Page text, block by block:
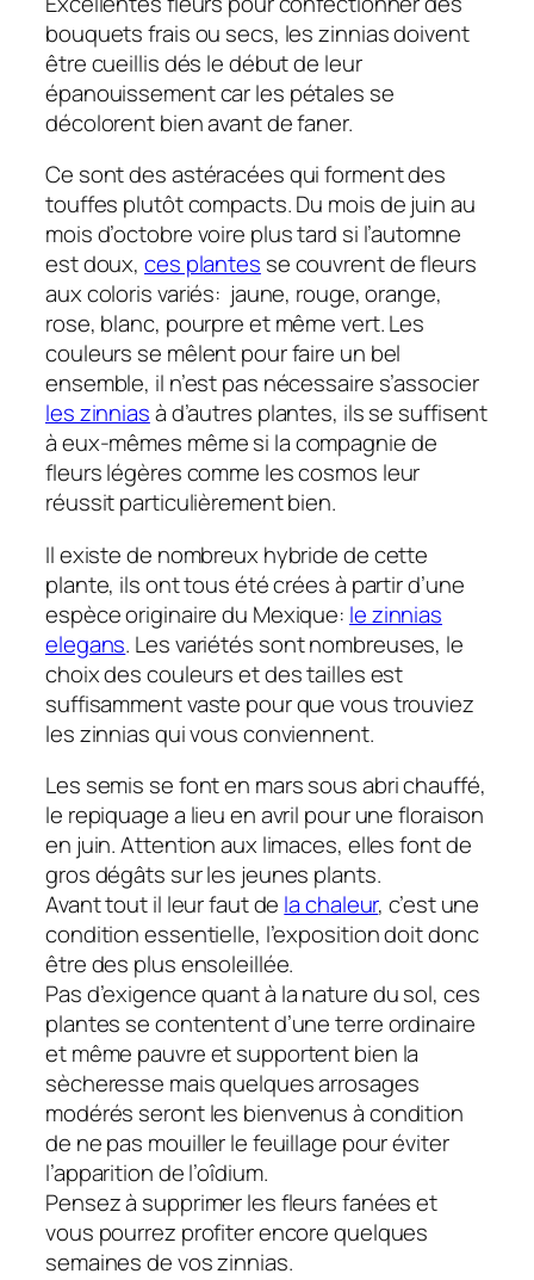
bouquets frais ou secs, les zinnias doivent
être cueillis dés le début de leur
épanouissement car les pétales se
décolorent bien avant de faner.
Ce sont des astéracées qui forment des
touffes plutôt compacts. Du mois de juin au
mois d’octobre voire plus tard si l’automne
est doux,ces plantes se couvrent de fleurs
aux coloris variés: jaune, rouge, orange,
rose, blanc, pourpre et même vert. Les
couleurs se mêlent pour faire un bel
ensemble, il n’est pas nécessaire s’associer
les zinniasà d’autres plantes, ils se suffisent
à eux-mêmes même si la compagnie de
fleurs légères comme les cosmos leur
réussit particulièrement bien.
Il existe de nombreux hybride de cette
plante, ils ont tous été crées à partir d’une
espèce originaire du Mexique: le zinnias
elegans. Les variétés sont nombreuses, le
choix des couleurs et des tailles est
suffisamment vaste pour que vous trouviez
les zinnias qui vous conviennent.
Les semis se font en mars sous abri chauffé,
le repiquage a lieu en avril pour une floraison
en juin. Attention aux limaces, elles font de
gros dégâts sur les jeunes plants.
Avant tout il leur faut de la chaleur, c’est une
condition essentielle, l’exposition doit donc
être des plus ensoleillée.
Pas d’exigence quant à la nature du sol, ces
plantes se contentent d’une terre ordinaire
et même pauvre et supportent bien la
sècheresse mais quelques arrosages
modérés seront les bienvenus à condition
de ne pas mouiller le feuillage pour éviter
l’apparition de l’oîdium.
Pensez à supprimer les fleurs fanées et
vous pourrez profiter encore quelques
semaines de vos zinnias.